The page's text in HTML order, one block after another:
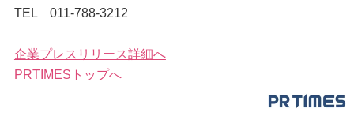
TEL 011-788-3212
企業プレスリリース詳細へ
PRTIMESトップへ